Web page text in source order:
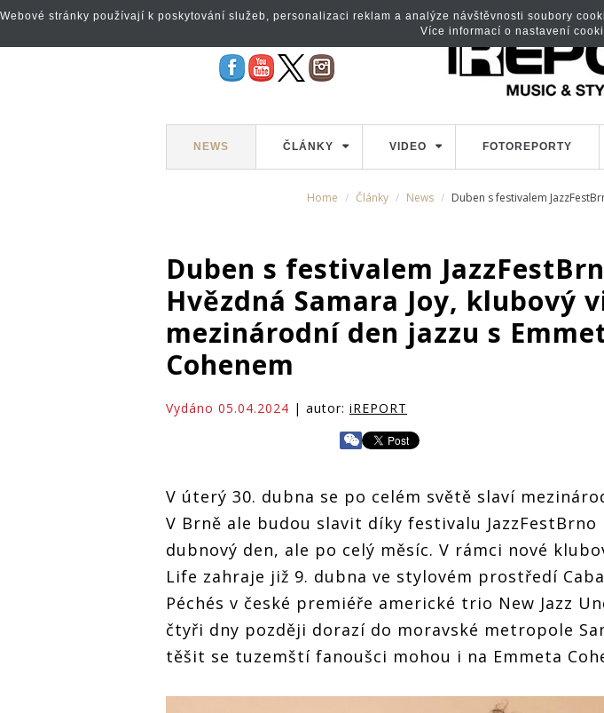
NEWS ČLÁNKY VIDEO FOTOREPORTY
Home Články News Duben s festivalem
Duben s festivalem
Hvězdná Samara Joy, klubový
mezinárodní den jazzu s
Cohenem
Vydáno 05.04.2024 | autor: iREPORT
V úterý 30. dubna se po celém světě slaví
V Brně ale budou slavit díky festivalu
dubnový den, ale po celý měsíc. V rámci nové
Life zahraje již 9. dubna ve stylovém prostředí
Péchés v české premiéře americké trio New Jazz
čtyři dny později dorazí do moravské metropole
těšit se tuzemští fanoušci mohou i na Emmeta
Webové stránky používají k poskytování služeb, personalizaci reklam a analýze návštěvnosti soubory
Více informací o nastavení